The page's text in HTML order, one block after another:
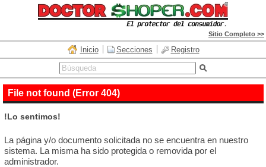
Sitio Completo >>
Inicio Secciones Registro
File not found (Error 404)
!Lo sentimos!
La página y/o documento solicitada no se encuentra en nuestro
sistema. La misma ha sido protegida o removida por el
administrador.